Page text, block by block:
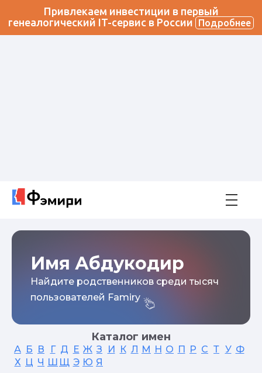
Привлекаем инвестиции в первый
генеалогический IT-сервис в России
Подробнее
Имя Абдукодир
Найдите родственников среди тысяч
пользователей Famiry
Каталог имен
А Б В Г Д Е Ж З И К Л М Н О П Р С Т У Ф
Х Ц Ч Ш Щ Э Ю Я